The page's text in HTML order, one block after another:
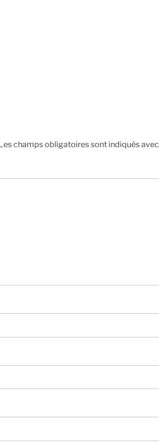
champs obligatoires sont indiqués avec